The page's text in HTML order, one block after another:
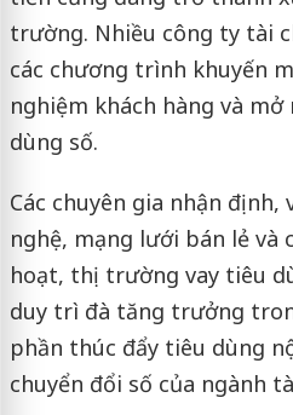
trường. Nhiều công ty tài
các chương trình khuyến
nghiệm khách hàng và
dùng số.
Các chuyên gia nhận
nghệ, mạng lưới bán lẻ và
hoạt, thị trường vay tiêu
duy trì đà tăng trưởng
phần thúc đẩy tiêu dùng
chuyển đổi số của ngành